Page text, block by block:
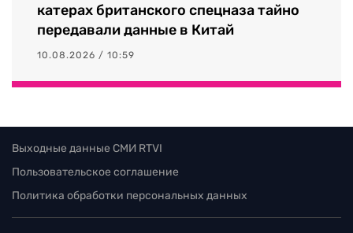
катерах британского спецназа тайно
передавали данные в Китай
10.08.2026 / 10:59
Выходные данные СМИ RTVI
Пользовательское соглашение
Политика обработки персональных данных